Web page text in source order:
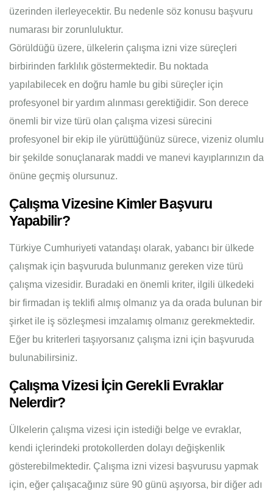
üzerinden ilerleyecektir. Bu nedenle söz konusu başvuru
numarası bir zorunluluktur.
Görüldüğü üzere, ülkelerin çalışma izni vize süreçleri
birbirinden farklılık göstermektedir. Bu noktada
yapılabilecek en doğru hamle bu gibi süreçler için
profesyonel bir yardım alınması gerektiğidir. Son derece
önemli bir vize türü olan çalışma vizesi sürecini
profesyonel bir ekip ile yürüttüğünüz sürece, vizeniz olumlu
bir şekilde sonuçlanarak maddi ve manevi kayıplarınızın da
önüne geçmiş olursunuz.
Çalışma Vizesine Kimler Başvuru
Yapabilir?
Türkiye Cumhuriyeti vatandaşı olarak, yabancı bir ülkede
çalışmak için başvuruda bulunmanız gereken vize türü
çalışma vizesidir. Buradaki en önemli kriter, ilgili ülkedeki
bir firmadan iş teklifi almış olmanız ya da orada bulunan bir
şirket ile iş sözleşmesi imzalamış olmanız gerekmektedir.
Eğer bu kriterleri taşıyorsanız çalışma izni için başvuruda
bulunabilirsiniz.
Çalışma Vizesi İçin Gerekli Evraklar
Nelerdir?
Ülkelerin çalışma vizesi için istediği belge ve evraklar,
kendi içlerindeki protokollerden dolayı değişkenlik
gösterebilmektedir. Çalışma izni vizesi başvurusu yapmak
için, eğer çalışacağınız süre 90 günü aşıyorsa, bir diğer adı